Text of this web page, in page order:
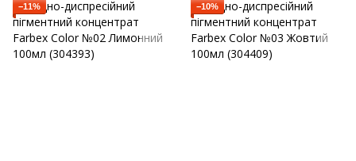
−11% −10%